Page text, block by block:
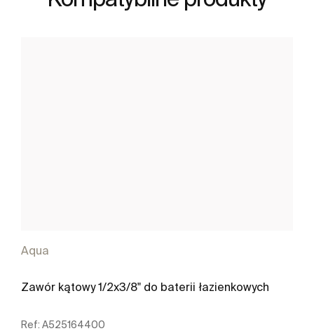
Aqua
Zawór kątowy 1/2x3/8" do baterii łazienkowych
Ref: A525164400